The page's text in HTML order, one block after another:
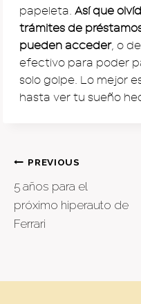
papeleta. Así que
trámites de
pueden acceder, o
efectivo para poder
solo golpe. Lo mejor
hasta ver tu sueño
Post
PREVIOUS
5 años para el
próximo hiperauto de
Ferrari